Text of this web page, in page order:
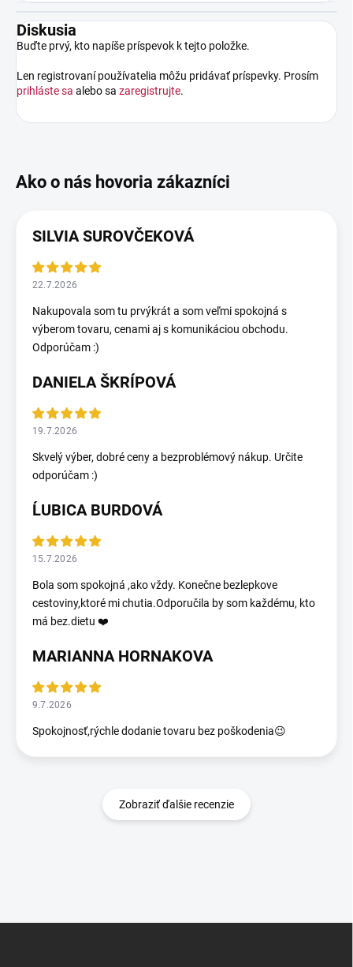
Diskusia
Buďte prvý, kto napíše príspevok k tejto položke.
Len registrovaní používatelia môžu pridávať príspevky. Prosím
prihláste sa alebo sa zaregistrujte.
SILVIA SUROVČEKOVÁ
22.7.2026
Nakupovala som tu prvýkrát a som veľmi spokojná s
výberom tovaru, cenami aj s komunikáciou obchodu.
Odporúčam :)
DANIELA ŠKRÍPOVÁ
19.7.2026
Skvelý výber, dobré ceny a bezproblémový nákup. Určite
odporúčam :)
ĹUBICA BURDOVÁ
15.7.2026
Bola som spokojná ,ako vždy. Konečne bezlepkove
cestoviny,ktoré mi chutia.Odporučila by som každému, kto
má bez.dietu ❤️
MARIANNA HORNAKOVA
9.7.2026
Spokojnosť,rýchle dodanie tovaru bez poškodenia😉
Zobraziť ďalšie recenzie